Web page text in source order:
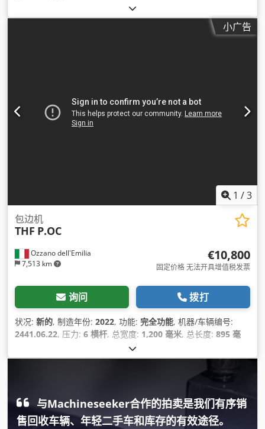
小广告
1 /3
Ozzano dell'Emilia
7,513 km
包边机
THF P.OC
€10,800
固定价格 无法开具增值税发票
询问 拨打
状况: 新的, 制造年份: 2022, 功能: 完全功能, 机器/车辆编号:
2441.06.22, 压力: 6 横杆, 总宽度: 1,200 毫米, 总长度: 895 毫
, 输入电压:
总重量:180 千克,
与Machineseeker合作的拍卖是我们有序销
售回收车辆、年轻二手车和库存的有效途径。